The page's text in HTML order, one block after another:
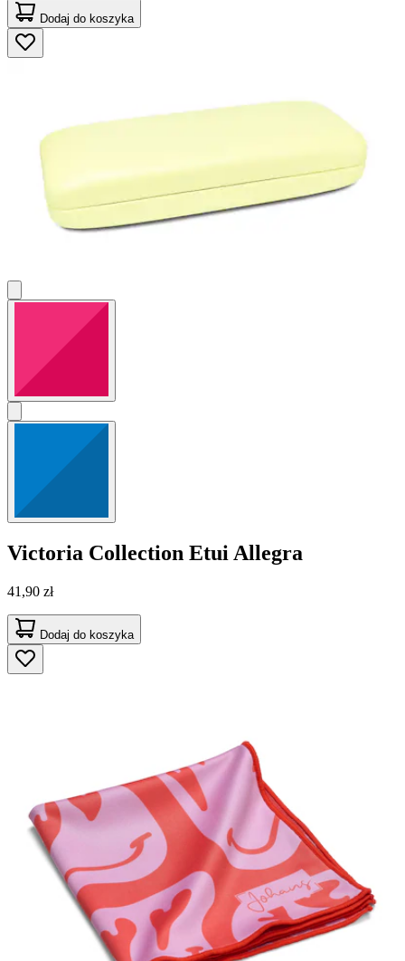
Dodaj do koszyka
Victoria Collection Etui Allegra
41,90 zł
Dodaj do koszyka